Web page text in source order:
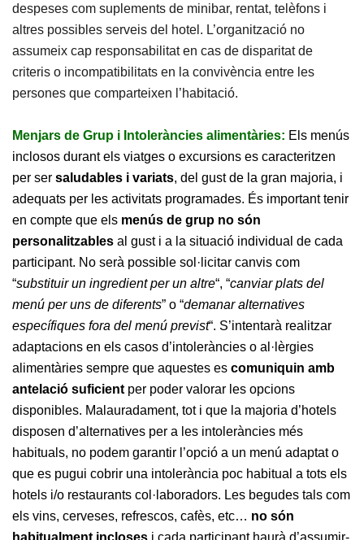
despeses com suplements de minibar, rentat, telèfons i
altres possibles serveis del hotel. L’organització no
assumeix cap responsabilitat en cas de disparitat de
criteris o incompatibilitats en la convivència entre les
persones que comparteixen l’habitació.
Menjars de Grup i Intoleràncies alimentàries: Els menús
inclosos durant els viatges o excursions es caracteritzen
per ser saludables i variats, del gust de la gran majoria, i
adequats per les activitats programades. És important tenir
en compte que els menús de grup no són
personalitzables al gust i a la situació individual de cada
participant. No serà possible sol·licitar canvis com
“substituir un ingredient per un altre“, “canviar plats del
menú per uns de diferents” o “demanar alternatives
específiques fora del menú previst“. S’intentarà realitzar
adaptacions en els casos d’intoleràncies o al·lèrgies
alimentàries sempre que aquestes es comuniquin amb
antelació suficient per poder valorar les opcions
disponibles. Malauradament, tot i que la majoria d’hotels
disposen d’alternatives per a les intoleràncies més
habituals, no podem garantir l’opció a un menú adaptat o
que es pugui cobrir una intolerància poc habitual a tots els
hotels i/o restaurants col·laboradors. Les begudes tals com
els vins, cerveses, refrescos, cafès, etc… no són
habitualment incloses i cada participant haurà d’assumir-